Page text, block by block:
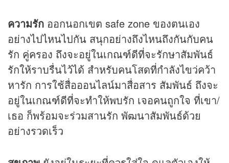
ความรัก ออกนอกเขต safe zone ของตนเอง
อย่างไปไหนไปกัน สนุกอย่างถึงไหนถึงกันกับคน
รัก คู่ครอง ถึงจะอยู่ในเกณฑ์ดีที่จะรักษาสัมพันธ์
รักให้ราบรื่นไว้ได้ สำหรับคนโสดที่กำลังไขว่คว้า
หารัก การใช้สื่อออนไลน์มาสื่อสาร สัมพันธ์ ถึงจะ
อยู่ในเกณฑ์ดีที่จะทำให้พบรัก เจอคนถูกใจ ที่เขา/
เธอ ก็พร้อมจะร่วมสานรัก พัฒนาสัมพันธ์ด้วย
อย่างรวดเร็ว